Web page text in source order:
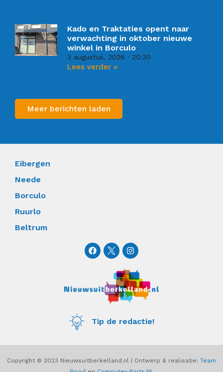
Kado en Traktaties opent naar
verwachting in oktober nieuwe
winkel in Borculo
3 augustus, 2026 20:30
Lees verder »
Meer berichten laden
Eibergen
Neede
Borculo
Ruurlo
Beltrum
F
a
o
o
I
n
t
a
g
r
a
Tip de redactie!
Copyright © 2023 Nieuwsuitberkelland.nl | Ontwerp & realisatie: Team